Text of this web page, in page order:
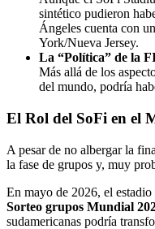
sintético pudieron
Ángeles cuenta con
York/Nueva Jersey.
La “Política” de la
Más allá de los
del mundo, podría
El Rol del SoFi en el
A pesar de no albergar la
la fase de grupos y, muy
En mayo de 2026, el
Sorteo grupos Mundial
sudamericanas podría